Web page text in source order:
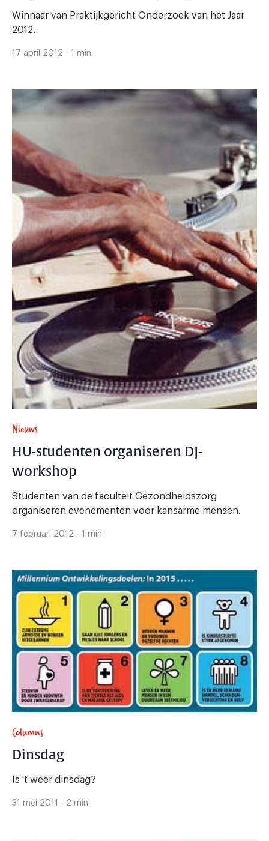
Winnaar van Praktijkgericht Onderzoek van het Jaar
2012.
17 april 2012 - 1 min.
Nieuws
HU-studenten organiseren DJ-
workshop
Studenten van de faculteit Gezondheidszorg
organiseren evenementen voor kansarme mensen.
7 februari 2012 - 1 min.
Columns
Dinsdag
Is 't weer dinsdag?
31 mei 2011 - 2 min.